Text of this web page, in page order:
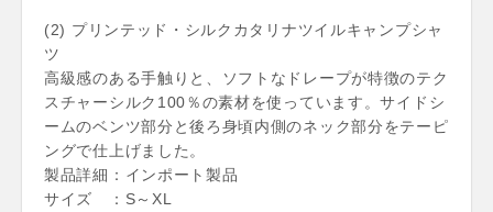
(2) プリンテッド・シルクカタリナツイルキャンプシャ
ツ
高級感のある手触りと、ソフトなドレープが特徴のテク
スチャーシルク100％の素材を使っています。サイドシ
ームのベンツ部分と後ろ身頃内側のネック部分をテーピ
ングで仕上げました。
製品詳細：インポート製品
サイズ ：S～XL